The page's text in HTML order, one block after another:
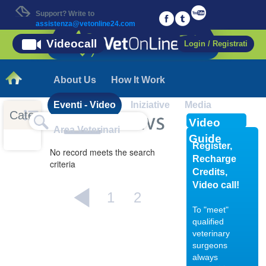
Support? Write to
assistenza@vetonline24.com
About Us How It Work
Eventi - Video Iniziative Media
Area Veterinari
Login / Registrati
Videocall
Categorie
No record meets the search
criteria
1 2
Video
Guide
Register,
Recharge
Credits,
Video call!
To "meet"
qualified
veterinary
surgeons
always